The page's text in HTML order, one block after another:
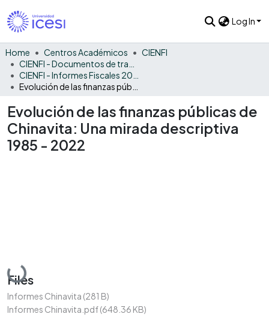
Log In
Home Centros Académicos
CIENFI
Evolución de las finanzas públicas de
Chinavita: Una mirada descriptiva
1985 - 2022
Loading...
Files
Informes Chinavita (281 B)
Informes Chinavita.pdf(648.36 KB)